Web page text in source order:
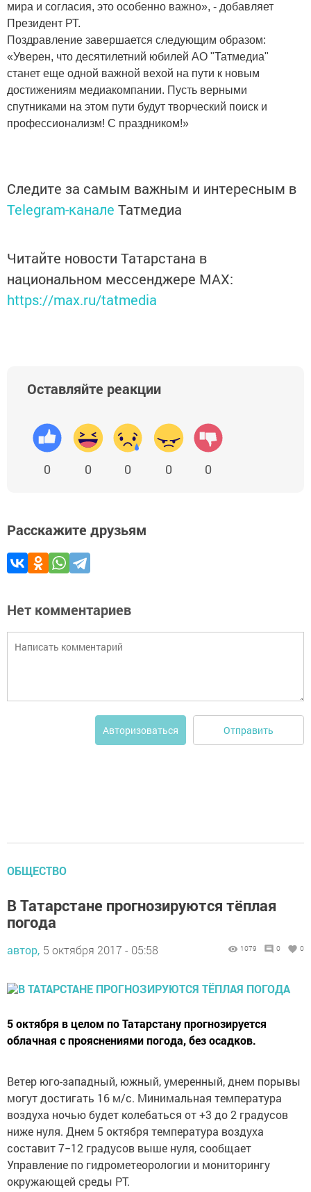
мира и согласия, это особенно важно», - добавляет
Президент РТ.
Поздравление завершается следующим образом:
«Уверен, что десятилетний юбилей АО "Татмедиа"
станет еще одной важной вехой на пути к новым
достижениям медиакомпании. Пусть верными
спутниками на этом пути будут творческий поиск и
профессионализм! С праздником!»
Следите за самым важным и интересным в
Telegram-канале Татмедиа
Читайте новости Татарстана в
национальном мессенджере MАХ:
https://max.ru/tatmedia
Оставляйте реакции
0 0 0 0 0
Расскажите друзьям
Нет комментариев
Авторизоваться Отправить
ОБЩЕСТВО
В Татарстане прогнозируются тёплая
погода
автор, 5 октября 2017 - 05:58 1079 0 0
5 октября в целом по Татарстану прогнозируется
облачная с прояснениями погода, без осадков.
Ветер юго-западный, южный, умеренный, днем порывы
могут достигать 16 м/с. Минимальная температура
воздуха ночью будет колебаться от +3 до 2 градусов
ниже нуля. Днем 5 октября температура воздуха
составит 7−12 градусов выше нуля, сообщает
Управление по гидрометеорологии и мониторингу
окружающей среды РТ.